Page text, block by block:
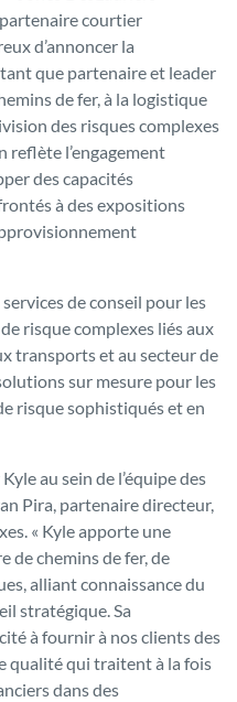
courtier
d’annoncer la
que partenaire et leader
de fer, à la logistique
des risques complexes
reflète l’engagement
des capacités
à des expositions
de conseil pour les
risque complexes liés aux
transports et au secteur de
sur mesure pour les
risque sophistiqués et en
au sein de l’équipe des
Pira, partenaire directeur,
« Kyle apporte une
de chemins de fer, de
alliant connaissance du
stratégique. Sa
à fournir à nos clients des
qualité qui traitent à la fois
dans des